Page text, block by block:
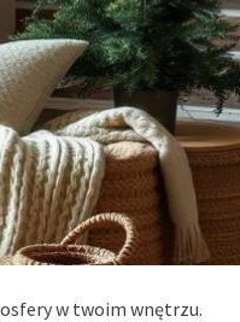
w twoim wnętrzu.